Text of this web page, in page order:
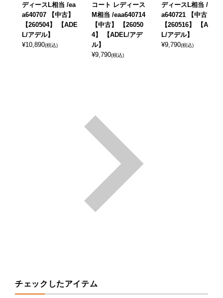
ディースL相当 /ea
a640707 【中古】
【260504】 【ADE
L/アデル】
¥10,890(税込)
コート レディース
M相当 /eaa640714
【中古】 【26050
4】 【ADEL/アデ
ル】
¥9,790(税込)
ディースL相当 /ea
a640721 【中古】
【260516】 【ADE
L/アデル】
¥9,790(税込)
チェックしたアイテム